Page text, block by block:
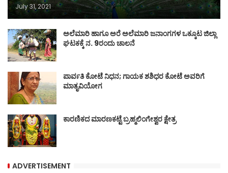
July 31, 2021
ಅಲೆಮಾರಿ ಹಾಗೂ ಅರೆ ಅಲೆಮಾರಿ ಜನಾಂಗಗಳ ಒಕ್ಕೂಟ ಜಿಲ್ಲಾ
ಘಟಕಕ್ಕೆ ನ. 9ರಂದು ಚಾಲನೆ
ಪಾರ್ವತಿ ಕೋಟೆ ನಿಧನ; ಗಾಯಕ ಶಶಿಧರ ಕೋಟೆ ಅವರಿಗೆ
ಮಾತೃವಿಯೋಗ
ಕಾರಣಿಕದ ಮಾರಣಕಟ್ಟೆ ಬ್ರಹ್ಮಲಿಂಗೇಶ್ವರ ಕ್ಷೇತ್ರ
ADVERTISEMENT